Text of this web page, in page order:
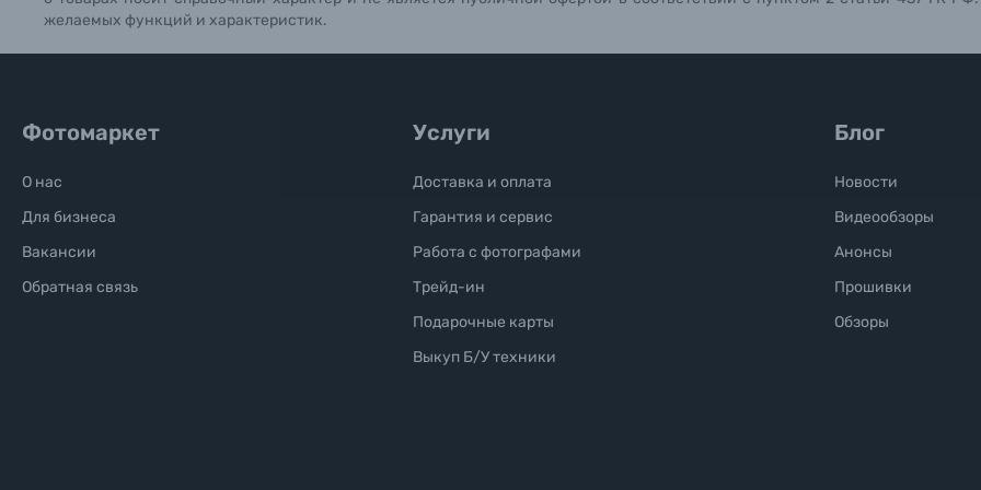
Б/У фототехника (Комиссионные товары)
желаемых функций и характеристик.
Фотомаркет
О нас
Для бизнеса
Вакансии
Обратная связь
Услуги
Доставка и оплата
Гарантия и сервис
Работа с фотографами
Трейд-ин
Подарочные карты
Выкуп Б/У техники
Блог
Новости
Видеообзоры
Анонсы
Прошивки
Обзоры